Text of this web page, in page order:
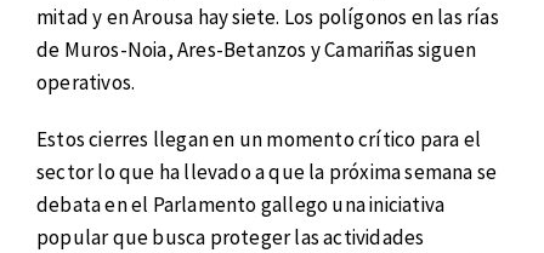
mitad y en Arousa hay siete. Los polígonos en las rías
de Muros-Noia, Ares-Betanzos y Camariñas siguen
operativos.
Estos cierres llegan en un momento crítico para el
sector lo que ha llevado a que la próxima semana se
debata en el Parlamento gallego una iniciativa
popular que busca proteger las actividades